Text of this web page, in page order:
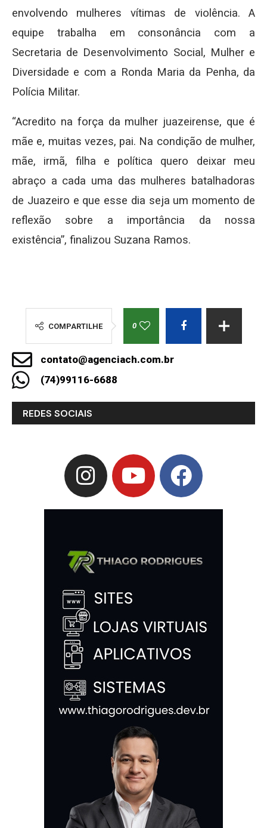
envolvendo mulheres vítimas de violência. A
equipe trabalha em consonância com a
Secretaria de Desenvolvimento Social, Mulher e
Diversidade e com a Ronda Maria da Penha, da
Polícia Militar.
“Acredito na força da mulher juazeirense, que é
mãe e, muitas vezes, pai. Na condição de mulher,
mãe, irmã, filha e política quero deixar meu
abraço a cada uma das mulheres batalhadoras
de Juazeiro e que esse dia seja um momento de
reflexão sobre a importância da nossa
existência”, finalizou Suzana Ramos.
COMPARTILHE 0
contato@agenciach.com.br
(74)99116-6688
REDES SOCIAIS